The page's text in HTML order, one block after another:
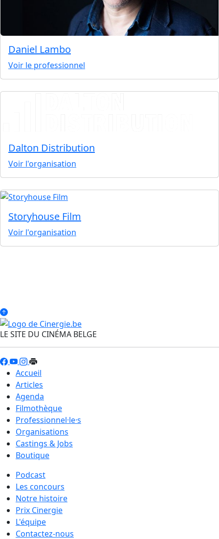
Daniel Lambo
Voir le professionnel
Dalton Distribution
Voir l'organisation
Storyhouse Film
Voir l'organisation
LE SITE DU CINÉMA BELGE
Accueil
Articles
Agenda
Filmothèque
Professionnel·le·s
Organisations
Castings & Jobs
Boutique
Podcast
Les concours
Notre histoire
Prix Cinergie
L'équipe
Contactez-nous